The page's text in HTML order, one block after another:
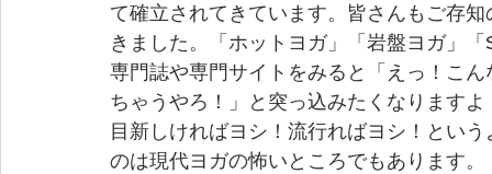
て確立されてきています。皆さんもご存
きました。「ホットヨガ」「岩盤ヨガ」
専門誌や専門サイトをみると「えっ！こ
ちゃうやろ！」と突っ込みたくなります
目新しければヨシ！流行ればヨシ！とい
のは現代ヨガの怖いところでもあります。